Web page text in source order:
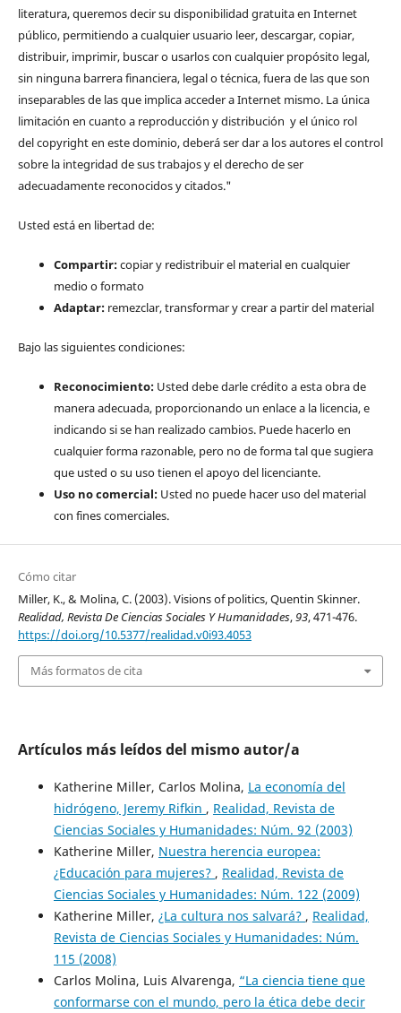
literatura, queremos decir su disponibilidad gratuita en Internet
público, permitiendo a cualquier usuario leer, descargar, copiar,
distribuir, imprimir, buscar o usarlos con cualquier propósito legal,
sin ninguna barrera financiera, legal o técnica, fuera de las que son
inseparables de las que implica acceder a Internet mismo. La única
limitación en cuanto a reproducción y distribución y el único rol
del copyright en este dominio, deberá ser dar a los autores el control
sobre la integridad de sus trabajos y el derecho de ser
adecuadamente reconocidos y citados."
Usted está en libertad de:
Compartir:copiar y redistribuir el material en cualquier
medio o formato
Adaptar:remezclar, transformar y crear a partir del material
Bajo las siguientes condiciones:
Reconocimiento:Usted debe darle crédito a esta obra de
manera adecuada, proporcionando un enlace a la licencia, e
indicando si se han realizado cambios. Puede hacerlo en
cualquier forma razonable, pero no de forma tal que sugiera
que usted o su uso tienen el apoyo del licenciante.
Uso no comercial:Usted no puede hacer uso del material
con fines comerciales.
Cómo citar
Miller, K., & Molina, C. (2003). Visions of politics, Quentin Skinner.
Realidad, Revista De Ciencias Sociales Y Humanidades,93, 471-476.
https://doi.org/10.5377/realidad.v0i93.4053
Más formatos de cita
Artículos más leídos del mismo autor/a
Katherine Miller, Carlos Molina, La economía del
hidrógeno, Jeremy Rifkin , Realidad, Revista de
Ciencias Sociales y Humanidades: Núm. 92 (2003)
Katherine Miller, Nuestra herencia europea:
¿Educación para mujeres? , Realidad, Revista de
Ciencias Sociales y Humanidades: Núm. 122 (2009)
Katherine Miller, ¿La cultura nos salvará? , Realidad,
Revista de Ciencias Sociales y Humanidades: Núm.
115 (2008)
Carlos Molina, Luis Alvarenga, “La ciencia tiene que
conformarse con el mundo, pero la ética debe decir